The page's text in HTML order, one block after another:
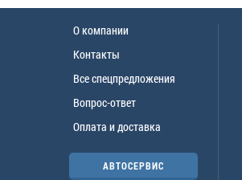
О компании
Контакты
Все спецпредложения
Вопрос-ответ
Оплата и доставка
АВТОСЕРВИС